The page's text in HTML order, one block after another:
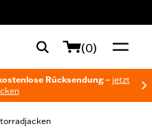
(0)
Rücksendung – jetzt